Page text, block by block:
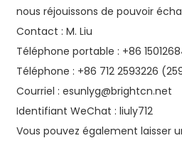
nous réjouissons de pouvoir
Contact : M. Liu
Téléphone portable : +86
Téléphone : +86 712 2593226
Courriel : esunlyg@brightcn.net
Identifiant WeChat : liuly712
Vous pouvez également laisser